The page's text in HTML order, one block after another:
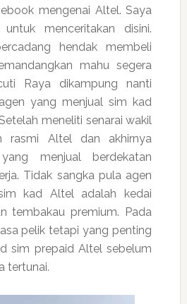
mengenai Altel. Saya
menceritakan disini.
hendak membeli
mahu segera
Raya dikampung nanti
yang menjual sim kad
meneliti senarai wakil
rasmi Altel dan akhirnya
menjual berdekatan
Tidak sangka pula agen
kad Altel adalah kedai
tembakau premium. Pada
pelik tetapi yang penting
sim prepaid Altel sebelum
tertunai.